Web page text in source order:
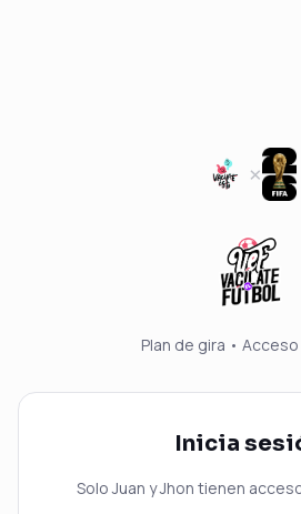
×
Plan de gira •
Inicia
Solo Juan y Jhon tienen